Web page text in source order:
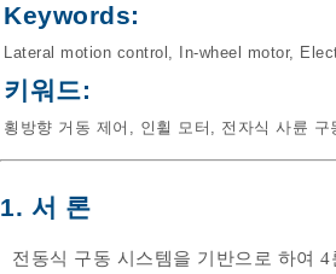
Keywords:
Lateral motion control , In-wheel motor,
키워드:
횡방향 거동 제어 , 인휠 모터 , 전자식 사륜 구
1. 서 론
전동식 구동 시스템을 기반으로 하여